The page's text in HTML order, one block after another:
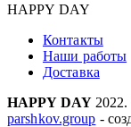
HAPPY DAY
Контакты
Наши работы
Доставка
HAPPY DAY
parshkov.group -